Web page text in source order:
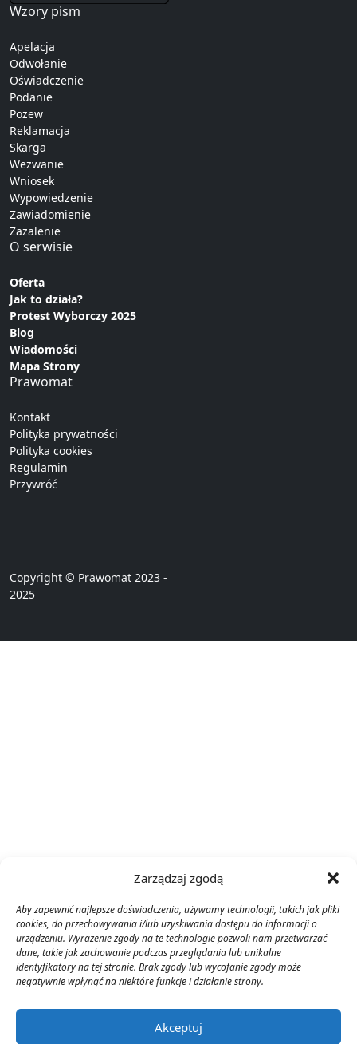
Zarządzaj zgodą
Aby zapewnić najlepsze doświadczenia, używamy technologii, takich jak pliki
cookies, do przechowywania i/lub uzyskiwania dostępu do informacji o
urządzeniu. Wyrażenie zgody na te technologie pozwoli nam przetwarzać
dane, takie jak zachowanie podczas przeglądania lub unikalne
identyfikatory na tej stronie. Brak zgody lub wycofanie zgody może
negatywnie wpłynąć na niektóre funkcje i działanie strony.
Akceptuj
Wzory pism
Apelacja
Odwołanie
Oświadczenie
Podanie
Pozew
Reklamacja
Skarga
Wezwanie
Wniosek
Wypowiedzenie
Zawiadomienie
Zażalenie
O serwisie
Oferta
Jak to działa?
Protest Wyborczy 2025
Blog
Wiadomości
Mapa Strony
Prawomat
Kontakt
Polityka prywatności
Polityka cookies
Regulamin
Przywróć
Copyright © Prawomat 2023 -
2025